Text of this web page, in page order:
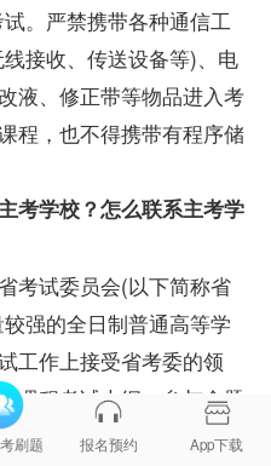
。严禁携带各种通信工
接收、传送设备等)、电
液、修正带等物品进入考
程，也不得携带有程序储
考学校？怎么联系主考学
考试委员会(以下简称省
强的全日制普通高等学
工作上接受省考委的领
课程考试大纲，参与命题
课程和毕业答辩的考核，
刷题 报名预约 App下载